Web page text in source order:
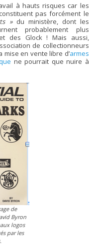
à hauts risques car les
pas forcément le
» du ministère, dont les
probablement plus
des Glock ! Mais aussi,
de collectionneurs
en vente libre d’armes
ne pourrait que nuire à
de
Byron
logos
par les